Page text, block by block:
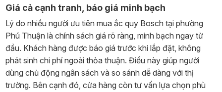
Giá cả cạnh tranh, báo giá minh bạch
Lý do nhiều người ưu tiên mua ắc quy Bosch tại phường
Phú Thuận là chính sách giá rõ ràng, minh bạch ngay từ
đầu. Khách hàng được báo giá trước khi lắp đặt, không
phát sinh chi phí ngoài thỏa thuận. Điều này giúp người
dùng chủ động ngân sách và so sánh dễ dàng với thị
trường. Bên cạnh đó, cửa hàng còn tư vấn lựa chọn phù